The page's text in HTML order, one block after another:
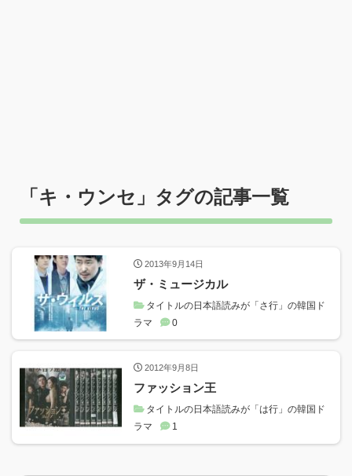
「キ・ウンセ 」タグの記事一覧
2013年9月14日
ザ・ミュージカル
タイトルの日本語読みが「さ行」の韓国ド
ラマ
0
2012年9月8日
ファッション王
タイトルの日本語読みが「は行」の韓国ド
ラマ
1